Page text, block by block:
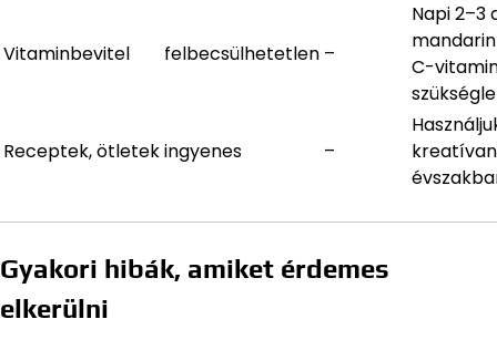
Vitaminbevitel felbecsülhetetlen –
Napi 2–3
C-
Receptek, ötletekingyenes –
Gyakori hibák, amiket érdemes
elkerülni